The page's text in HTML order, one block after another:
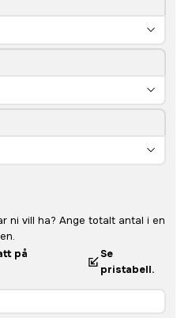
ni vill ha? Ange totalt antal i en
på
Se
pristabell.